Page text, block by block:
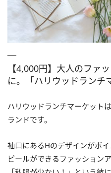
【4,000円】大人のファ
に。「ハリウッドランチ
ハリウッドランチマーケット
ランドです。
袖口にあるHのデザインがポ
ピールができるファッション